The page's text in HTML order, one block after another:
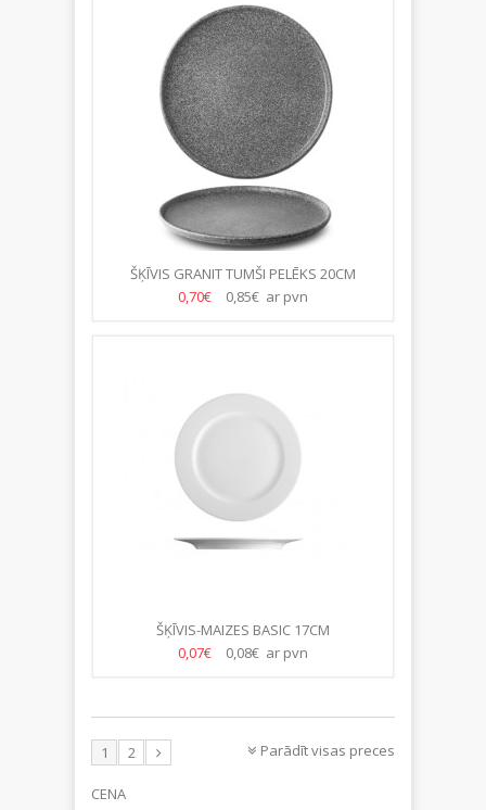
ŠĶĪVIS GRANIT TUMŠI PELĒKS 20CM
0,70€
0,85€ ar pvn
ŠĶĪVIS-MAIZES BASIC 17CM
0,07€
0,08€ ar pvn
Parādīt visas preces
1 2
CENA